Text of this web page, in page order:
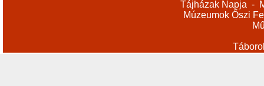
Tájházak Napja -
Múzeumok Őszi